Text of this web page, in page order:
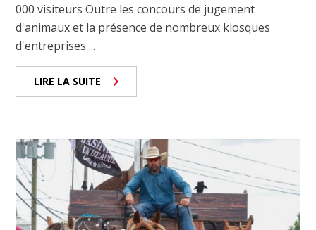
000 visiteurs Outre les concours de jugement
d'animaux et la présence de nombreux kiosques
d'entreprises ...
LIRE LA SUITE